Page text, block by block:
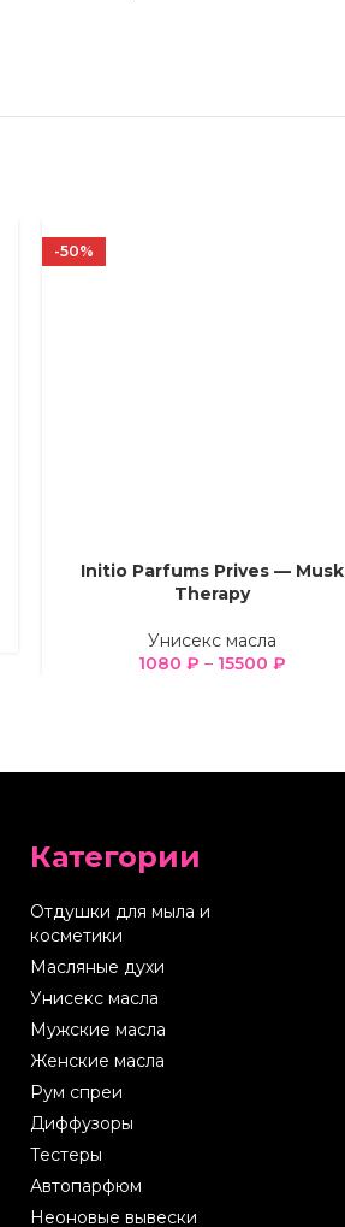
-50%
ВЫБЕРИТЕ ПАРАМЕТРЫ
Initio Parfums Prives — Musk
Therapy
Унисекс масла
1080 ₽ – 15500 ₽
Категории
Отдушки для мыла и
косметики
Масляные духи
Унисекс масла
Мужские масла
Женские масла
Рум спреи
Диффузоры
Тестеры
Автопарфюм
Неоновые вывески